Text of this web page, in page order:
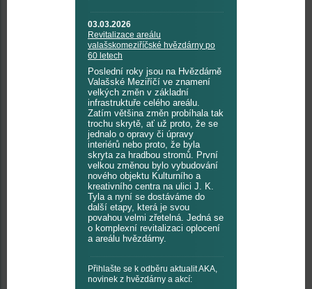
03.03.2026
Revitalizace areálu
valašskomeziříčské hvězdárny po
60 letech
Poslední roky jsou na Hvězdárně
Valašské Meziříčí ve znamení
velkých změn v základní
infrastruktuře celého areálu.
Zatím většina změn probíhala tak
trochu skrytě, ať už proto, že se
jednalo o opravy či úpravy
interiérů nebo proto, že byla
skryta za hradbou stromů. První
velkou změnou bylo vybudování
nového objektu Kulturního a
kreativního centra na ulici J. K.
Tyla a nyní se dostáváme do
další etapy, která je svou
povahou velmi zřetelná. Jedná se
o komplexní revitalizaci oplocení
a areálu hvězdárny.
Přihlašte se k odběru aktualit AKA,
novinek z hvězdárny a akcí: